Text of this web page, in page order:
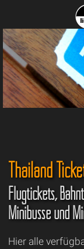
Thailand
Flugtickets,
Minibusse und
Hier alle